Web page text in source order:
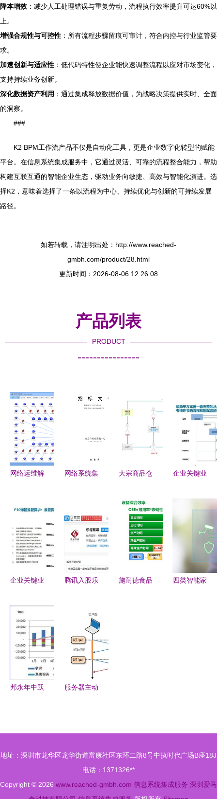
降本增效 ：减少人工处理错误与重复劳动，流程执行效率提升可达60%以
上。
增强合规性与可控性 ：所有流程步骤留痕可审计，符合内控与行业监管要
求。
加速创新与适应性 ：低代码特性使企业能快速调整流程以应对市场变化，
支持持续业务创新。
深化数据资产利用 ：通过集成释放数据价值，为战略决策提供实时、全面
的洞察。
###
K2 BPM工作流产品不仅是自动化工具，更是企业数字化转型的赋能
平台。在信息系统集成服务中，它通过灵活、可靠的流程整合能力，帮助
构建互联互通的智能企业生态，驱动业务向敏捷、高效与智能化演进。选
择K2，意味着选择了一条以流程为中心、持续优化与创新的可持续发展
路径。
如若转载，请注明出处：http://www.reached-
gmbh.com/product/28.html
更新时间：2026-08-06 12:26:08
产品列表
PRODUCT
----------------
网络运维解
网络系统集
标文件模
板.doc
大宗商品仓
辆出入库的
集成设计
企业关键业
从战略规划
到产销协同
的四维协作
企业关键业
息系统集成
服务的深度
解析
腾讯入股乐
布局，拓展
技术创新能
力
施耐德食品
四类智能家
邦永年中跃
服务器主动
地址：深圳市龙华区龙华街道富康社区东环二路8号中执时代广场B座18J
电话：1371326**
Copyright © 2026 www.reached-gmbh.com 信息系统集成服务 深圳爱马